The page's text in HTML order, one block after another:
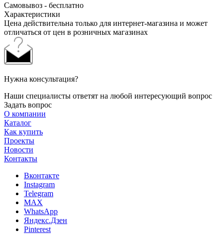
Самовывоз - бесплатно
Характеристики
Цена действительна только для интернет-магазина и может
отличаться от цен в розничных магазинах
Нужна консультация?
Наши специалисты ответят на любой интересующий вопрос
Задать вопрос
О компании
Каталог
Как купить
Проекты
Новости
Контакты
Вконтакте
Instagram
Telegram
MAX
WhatsApp
Яндекс.Дзен
Pinterest